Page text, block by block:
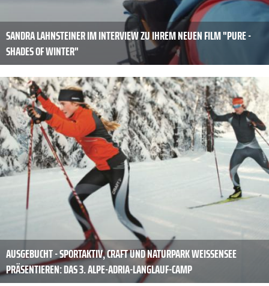
SANDRA LAHNSTEINER IM INTERVIEW ZU IHREM NEUEN FILM "PURE -
SHADES OF WINTER"
AUSGEBUCHT - SPORTAKTIV, CRAFT UND NATURPARK WEISSENSEE
PRÄSENTIEREN: DAS 3. ALPE-ADRIA-LANGLAUF-CAMP